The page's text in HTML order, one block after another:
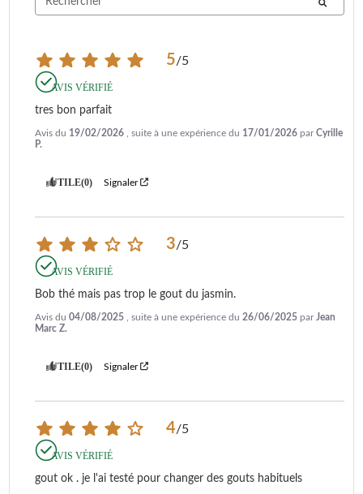
5/5
AVIS VÉRIFIÉ
tres bon parfait
Avis du 19/02/2026 , suite à une expérience du 17/01/2026 parCyrille
P.
UTILE(0) Signaler
3/5
AVIS VÉRIFIÉ
Bob thé mais pas trop le gout du jasmin.
Avis du 04/08/2025 , suite à une expérience du 26/06/2025 parJean
Marc Z.
UTILE(0) Signaler
4/5
AVIS VÉRIFIÉ
gout ok . je l'ai testé pour changer des gouts habituels